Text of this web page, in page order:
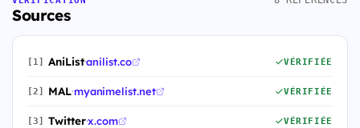
Sources
[1] AniList·anilist.co VÉRIFIÉE
[2] MAL·myanimelist.net VÉRIFIÉE
[3] Twitter·x.com VÉRIFIÉE